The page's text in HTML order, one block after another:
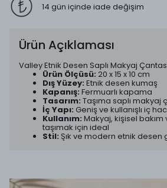
14 gün içinde iade değişim
Ürün Açıklaması
Valley Etnik Desen Saplı Makyaj
Ürün Ölçüsü: 20 x 15 x 10 cm
Dış Yüzey: Etnik desen kumaş
Kapanış: Fermuarlı kapama
Tasarım: Taşıma saplı makyaj
İç Yapı: Geniş ve kullanışlı iç
Kullanım: Makyaj, kişisel
taşımak için ideal
Stil: Şık ve modern etnik desen